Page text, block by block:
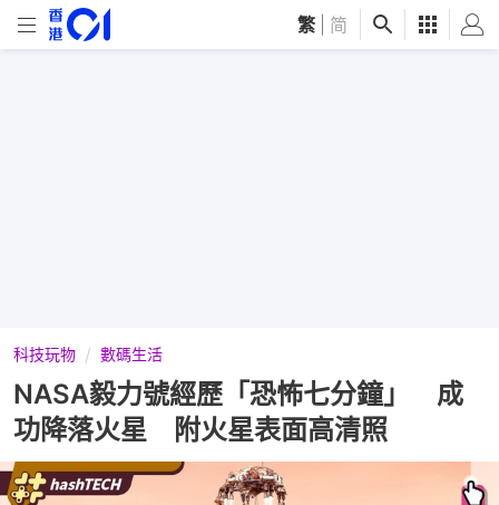
繁 简
科技玩物 數碼生活
NASA毅力號經歷「恐怖七分鐘」 成
功降落火星 附火星表面高清照